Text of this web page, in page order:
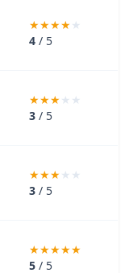
4 / 5
3 / 5
3 / 5
5 / 5